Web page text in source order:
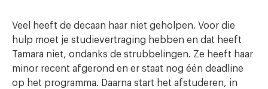
Veel heeft de decaan haar niet geholpen. Voor die
hulp moet je studievertraging hebben en dat heeft
Tamara niet, ondanks de strubbelingen. Ze heeft haar
minor recent afgerond en er staat nog één deadline
op het programma. Daarna start het afstuderen, in